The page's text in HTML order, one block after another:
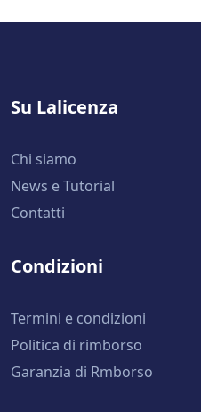
Su Lalicenza
Chi siamo
News e Tutorial
Contatti
Condizioni
Termini e condizioni
Politica di rimborso
Garanzia di Rmborso